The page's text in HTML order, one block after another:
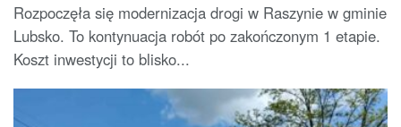
Rozpoczęła się modernizacja drogi w Raszynie w gminie
Lubsko. To kontynuacja robót po zakończonym 1 etapie.
Koszt inwestycji to blisko...